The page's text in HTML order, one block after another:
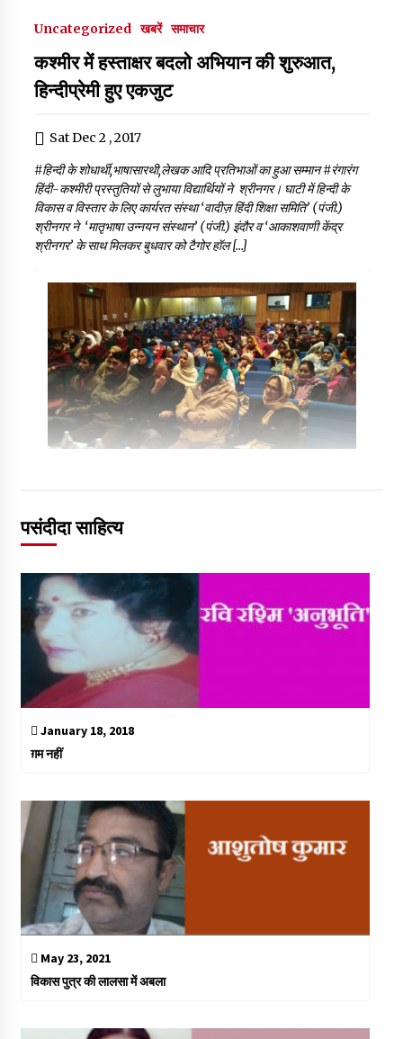
Uncategorized खबरें समाचार
कश्मीर में हस्ताक्षर बदलो अभियान की शुरुआत,
हिन्दीप्रेमी हुए एकजुट
Sat Dec 2 , 2017
#हिन्दी के शोधार्थी,भाषासारथी,लेखक आदि प्रतिभाओं का हुआ सम्मान #रंगारंग
हिंदी-कश्मीरी प्रस्तुतियों से लुभाया विद्यार्थियों ने श्रीनगर। घाटी में हिन्दी के
विकास व विस्तार के लिए कार्यरत संस्था ‘वादीज़ हिंदी शिक्षा समिति’ (पंजी.)
श्रीनगर ने ‘मातृभाषा उन्नयन संस्थान’ (पंजी.) इंदौर व ‘आकाशवाणी केंद्र
श्रीनगर’ के साथ मिलकर बुधवार को टैगोर हॉल […]
पसंदीदा साहित्य
January 18, 2018
ग़म नहीं
May 23, 2021
विकास पुत्र की लालसा में अबला